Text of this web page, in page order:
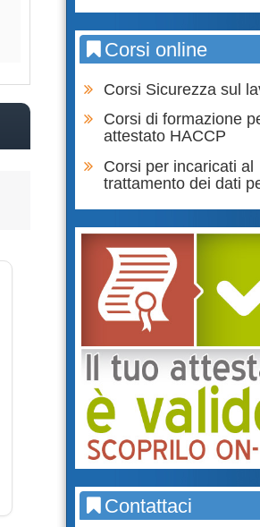
Corsi online
Corsi Sicurezza sul
Corsi di formazione
attestato HACCP
Corsi per incaricati al
trattamento dei dati
Contattaci